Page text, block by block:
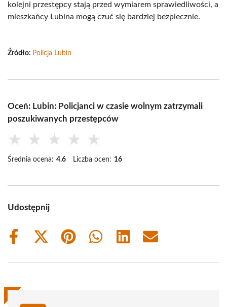
kolejni przestępcy stają przed wymiarem sprawiedliwości, a
mieszkańcy Lubina mogą czuć się bardziej bezpiecznie.
Źródło: Policja Lubin
Oceń: Lubin: Policjanci w czasie wolnym zatrzymali
poszukiwanych przestępców
★ ★ ★ ★ ★
Średnia ocena: 4.6 Liczba ocen: 16
Udostępnij
Share
Share
(Twitter)
Share
Share
Share
Share